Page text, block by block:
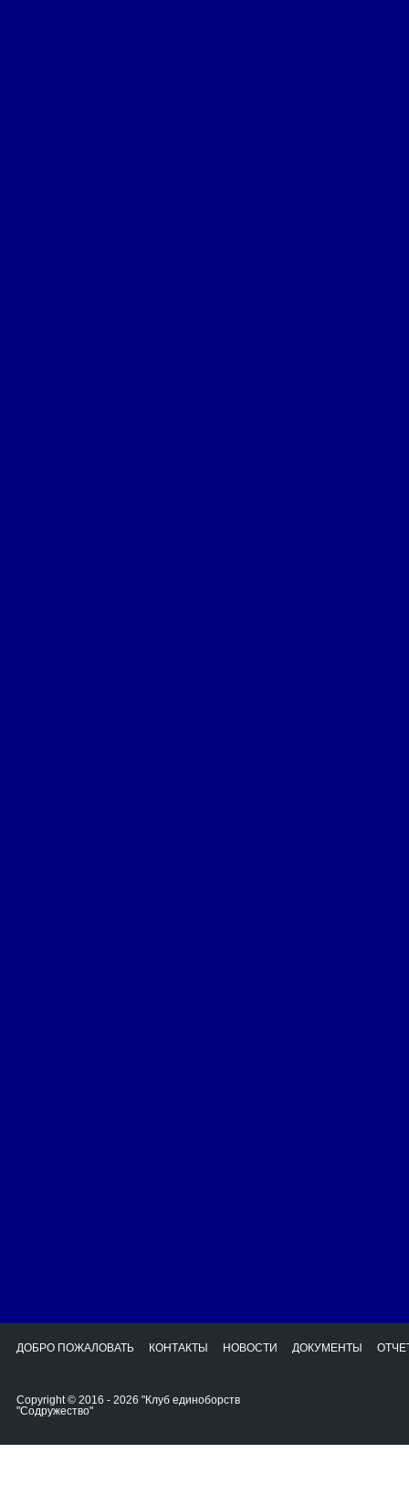
ДОБРО ПОЖАЛОВАТЬ КОНТАКТЫ НОВОСТИ ДОКУМЕНТЫ
Copyright © 2016 - 2026 "Клуб единоборств
"Содружество"